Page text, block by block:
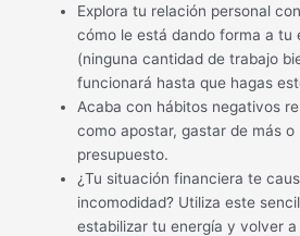
Explora tu relación personal
cómo le está dando forma a tu
(ninguna cantidad de trabajo
funcionará hasta que hagas
Acaba con hábitos negativos
como apostar, gastar de más o
presupuesto.
¿Tu situación financiera te
incomodidad? Utiliza este
estabilizar tu energía y volver